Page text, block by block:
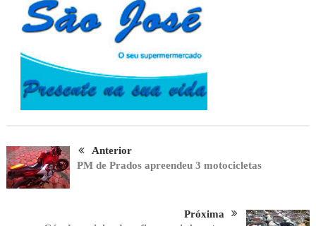
Anterior
PM de Prados apreendeu 3 motocicletas
Próxima